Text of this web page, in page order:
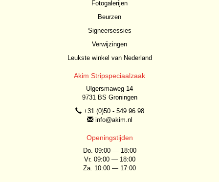
Fotogalerijen
Beurzen
Signeersessies
Verwijzingen
Leukste winkel van Nederland
Akim Stripspeciaalzaak
Ulgersmaweg 14
9731 BS Groningen
+31 (0)50 - 549 96 98
info@akim.nl
Openingstijden
Do. 09:00 — 18:00
Vr. 09:00 — 18:00
Za. 10:00 — 17:00